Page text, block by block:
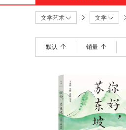
文学艺术 文学
默认 销量